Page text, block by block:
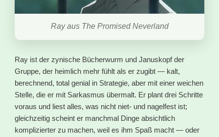
Ray aus The Promised Neverland
Ray ist der zynische Bücherwurm und Januskopf der
Gruppe, der heimlich mehr fühlt als er zugibt — kalt,
berechnend, total genial in Strategie, aber mit einer weichen
Stelle, die er mit Sarkasmus übermalt. Er plant drei Schritte
voraus und liest alles, was nicht niet- und nagelfest ist;
gleichzeitig scheint er manchmal Dinge absichtlich
komplizierter zu machen, weil es ihm Spaß macht — oder